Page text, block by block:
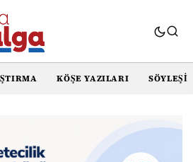
KÖŞE YAZILARI SÖYLEŞI